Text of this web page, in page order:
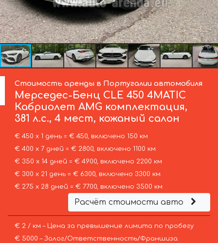
Стоимость аренды в Португалии автомобиля
Мерседес-Бенц CLE 450 4MATIC
Кабриолет AMG комплектация,
381 л.с., 4 мест, кожаный салон
€ 450 х 1 день = € 450, включено 150 км
€ 400 х 7 дней = € 2800, включено 1100 км
€ 350 х 14 дней = € 4900, включено 2200 км
€ 300 х 21 день = € 6300, включено 3300 км
€ 275 х 28 дней = € 7700, включено 3500 км
Расчёт стоимости авто
€ 2 / км – Цена за превышение лимита по пробегу
€ 5000 – Залог/Ответственность/Франшиза.